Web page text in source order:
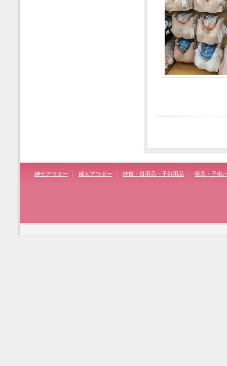
紳士アウター 婦人アウター 雑貨・日用品・子供用品 寝具・子供